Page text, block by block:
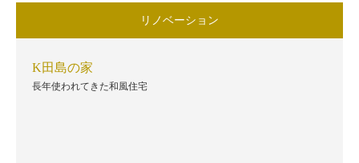
リノベーション
K田島の家
長年使われてきた和風住宅